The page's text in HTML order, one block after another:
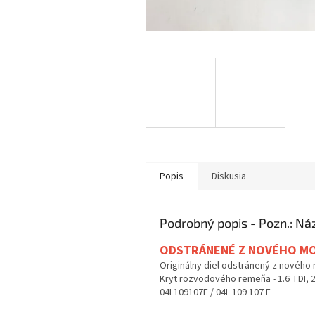
Popis Diskusia
Podrobný popis
ODSTRÁNENÉ Z NOVÉHO
Originálny diel odstránený z nového
Kryt rozvodového remeňa - 1.6 TDI,
04L109107F / 04L 109 107 F